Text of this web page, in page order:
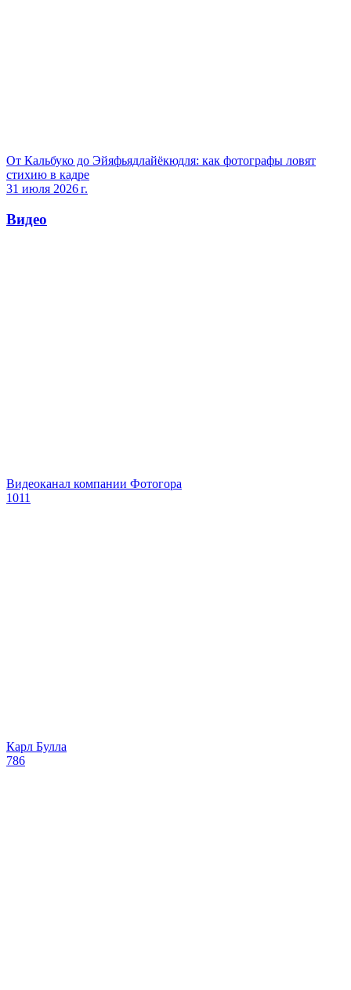
От Кальбуко до Эйяфьядлайёкюдля: как фотографы ловят
стихию в кадре
31 июля 2026 г.
Видео
Видеоканал компании Фотогора
1011
Карл Булла
786